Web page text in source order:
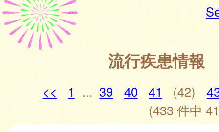
流行疾患情報
<< 1 ... 39 40 41 (42)
(433 件中